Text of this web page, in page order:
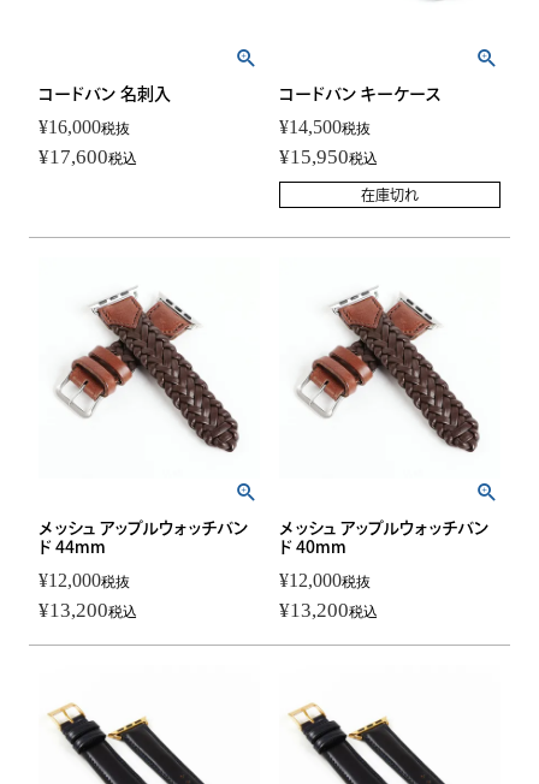
コードバン 名刺入
¥16,000税抜
¥17,600税込
コードバン キーケース
¥14,500税抜
¥15,950税込
在庫切れ
メッシュ アップルウォッチバン
ド 44mm
¥12,000税抜
¥13,200税込
メッシュ アップルウォッチバン
ド 40mm
¥12,000税抜
¥13,200税込